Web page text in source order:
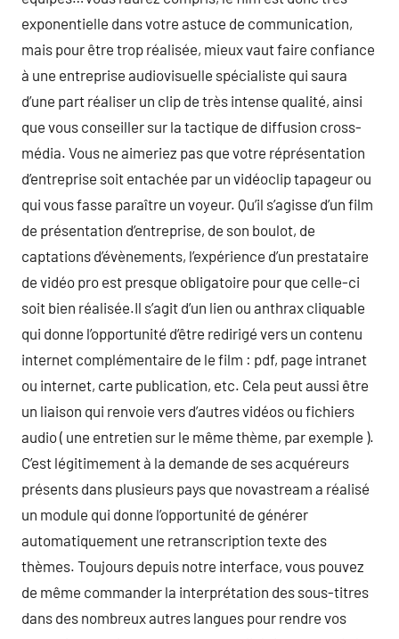
exponentielle dans votre astuce de communication,
mais pour être trop réalisée, mieux vaut faire confiance
à une entreprise audiovisuelle spécialiste qui saura
d’une part réaliser un clip de très intense qualité, ainsi
que vous conseiller sur la tactique de diffusion cross-
média. Vous ne aimeriez pas que votre réprésentation
d’entreprise soit entachée par un vidéoclip tapageur ou
qui vous fasse paraître un voyeur. Qu’il s’agisse d’un film
de présentation d’entreprise, de son boulot, de
captations d’évènements, l’expérience d’un prestataire
de vidéo pro est presque obligatoire pour que celle-ci
soit bien réalisée.Il s’agit d’un lien ou anthrax cliquable
qui donne l’opportunité d’être redirigé vers un contenu
internet complémentaire de le film : pdf, page intranet
ou internet, carte publication, etc. Cela peut aussi être
un liaison qui renvoie vers d’autres vidéos ou fichiers
audio ( une entretien sur le même thème, par exemple ).
C’est légitimement à la demande de ses acquéreurs
présents dans plusieurs pays que novastream a réalisé
un module qui donne l’opportunité de générer
automatiquement une retranscription texte des
thèmes. Toujours depuis notre interface, vous pouvez
de même commander la interprétation des sous-titres
dans des nombreux autres langues pour rendre vos